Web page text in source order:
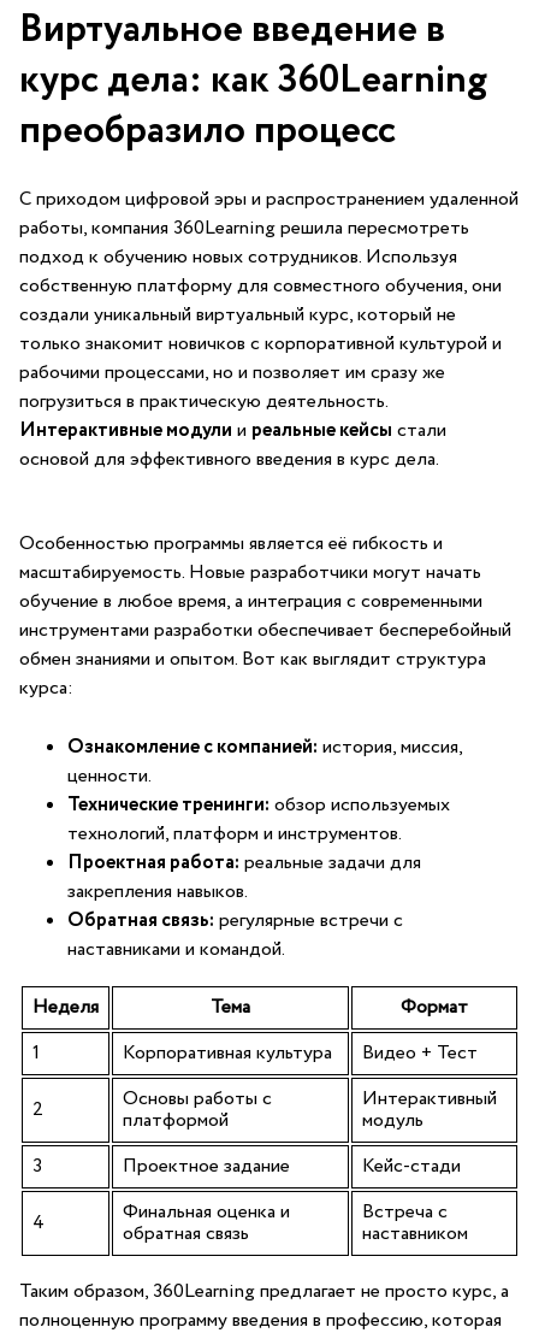
Виртуальное введение в
курс дела: как 360Learning
преобразило процесс
С приходом цифровой эры и распространением удаленной
работы, компания 360Learning решила пересмотреть
подход к обучению новых сотрудников. Используя
собственную платформу для совместного ‍обучения, они
создали уникальный виртуальный курс, который не
только знакомит новичков с корпоративной культурой и
рабочими процессами, но и позволяет ⁢им сразу же
погрузиться в практическую деятельность. ‌
Интерактивные⁢ модули и реальные кейсы стали
основой для эффективного введения в курс дела.
Особенностью ‌программы является ​её гибкость​ и
масштабируемость. Новые разработчики могут⁢ начать
обучение ​в любое время, ⁤а интеграция с современными
инструментами разработки обеспечивает бесперебойный
обмен знаниями⁣ и опытом. Вот как выглядит структура
курса:
Ознакомление с компанией: история, миссия,
ценности.
Технические тренинги: обзор используемых
технологий,⁣ платформ и​ инструментов.
Проектная работа: реальные задачи ​для
закрепления навыков.
Обратная связь: регулярные встречи с
наставниками и командой.
Неделя Тема
Формат
1
Корпоративная культура Видео + Тест
2 Основы работы с
платформой
Интерактивный
модуль
3
Проектное задание Кейс-стади
4 Финальная оценка и
обратная связь
Встреча ⁣с
наставником
Таким образом,⁢ 360Learning предлагает не просто курс, а
полноценную программу введения ⁣в ​профессию, которая